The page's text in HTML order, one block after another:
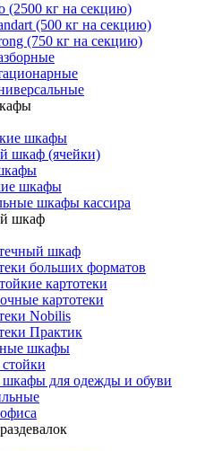
(2500 кг на секцию)
(500 кг на секцию)
(750 кг на секцию)
шкафы
шкаф (ячейки)
шкафы
шкафы кассира
шкаф
шкаф
больших форматов
картотеки
картотеки
Nobilis
Практик
шкафы
для одежды и обуви